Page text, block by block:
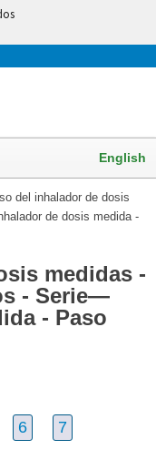
English
del inhalador de dosis
de dosis medida -
medidas -
- Serie—
- Paso
6 7